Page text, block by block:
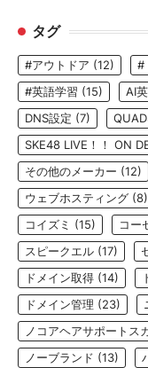
タグ
#アウトドア (12) #
#英語学習 (15) AI
DNS設定 (7)
SKE48 LIVE！！ ON
その他のメーカー (12)
ウェブホスティング (8)
コイズミ (15) コー
スピークエル (17)
ドメイン取得 (14)
ドメイン管理 (23)
ノコアヘアサポートス
ノーブランド (13)